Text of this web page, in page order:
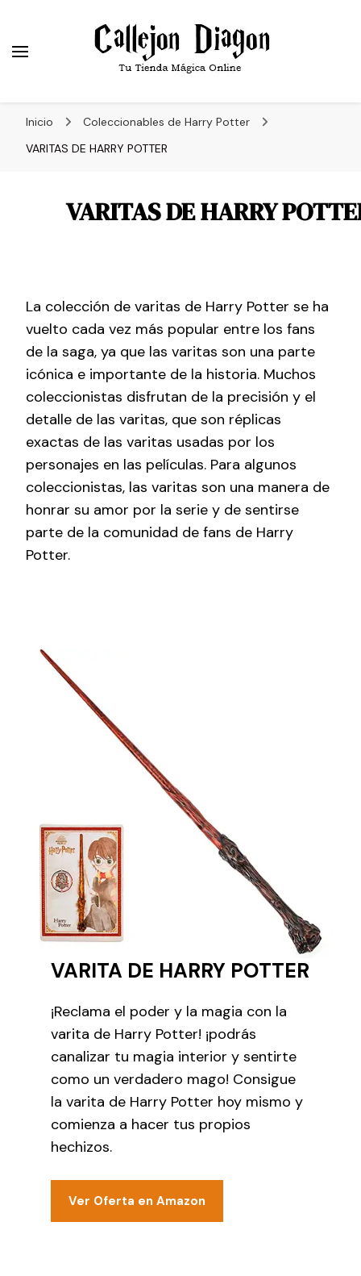
Inicio
Coleccionables de Harry Potter
VARITAS DE HARRY POTTER
VARITAS DE HARRY
La colección de varitas de Harry Potter se ha
vuelto cada vez más popular entre los fans
de la saga, ya que las varitas son una parte
icónica e importante de la historia. Muchos
coleccionistas disfrutan de la precisión y el
detalle de las varitas, que son réplicas
exactas de las varitas usadas por los
personajes en las películas. Para algunos
coleccionistas, las varitas son una manera de
honrar su amor por la serie y de sentirse
parte de la comunidad de fans de Harry
Potter.
VARITA DE HARRY POTTER
¡Reclama el poder y la magia con la
varita de Harry Potter! ¡podrás
canalizar tu magia interior y sentirte
como un verdadero mago! Consigue
la varita de Harry Potter hoy mismo y
comienza a hacer tus propios
hechizos.
Ver Oferta en Amazon